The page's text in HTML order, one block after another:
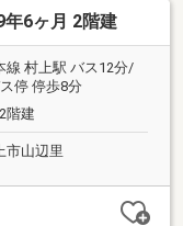
6ヶ月 2階建
線 村上駅 バス12分/
停 停歩8分
階建
市山辺里